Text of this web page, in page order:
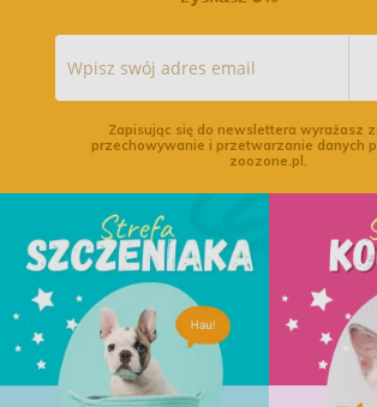
Zapisując się do newslettera wyrażasz
przechowywanie i przetwarzanie danych
zoozone.pl.